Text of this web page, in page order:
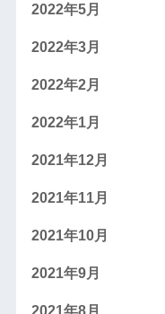
2022年5月
2022年3月
2022年2月
2022年1月
2021年12月
2021年11月
2021年10月
2021年9月
2021年8月